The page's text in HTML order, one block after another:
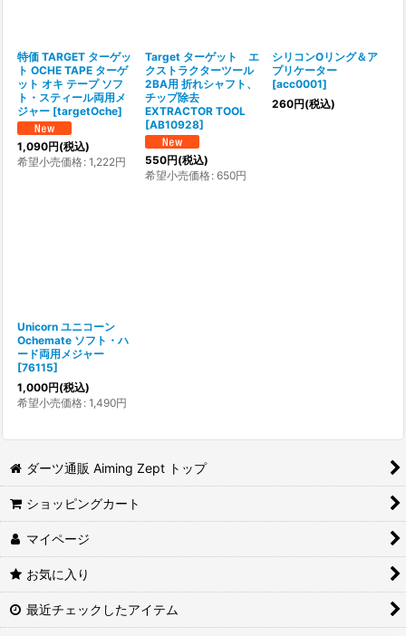
特価 TARGET ターゲッ
ト OCHE TAPE ターゲ
ット オキ テープ ソフ
ト・スティール両用メ
ジャー [targetOche]
1,090円(税込)
希望小売価格: 1,222円
Target ターゲット エ
クストラクターツール
2BA用 折れシャフト、
チップ除去
EXTRACTOR TOOL
[AB10928]
550円(税込)
希望小売価格: 650円
シリコンOリング＆ア
プリケーター
[acc0001]
260円(税込)
Unicorn ユニコーン
Ochemate ソフト・ハ
ード両用メジャー
[76115]
1,000円(税込)
希望小売価格: 1,490円
ダーツ通販 Aiming Zept トップ
ショッピングカート
マイページ
お気に入り
最近チェックしたアイテム